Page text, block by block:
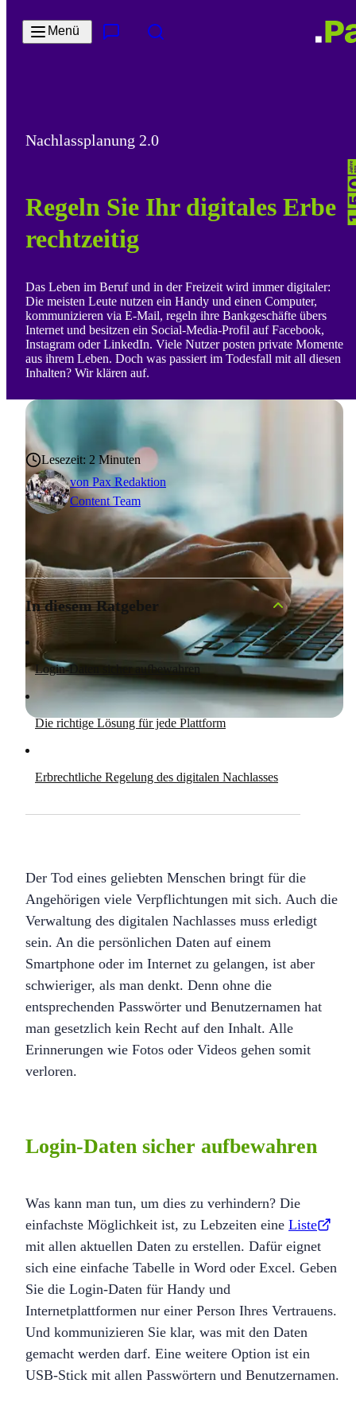
Menü
Nachlassplanung 2.0
Regeln Sie Ihr digitales Erbe
rechtzeitig
Das Leben im Beruf und in der Freizeit wird immer digitaler:
Die meisten Leute nutzen ein Handy und einen Computer,
kommunizieren via E-Mail, regeln ihre Bankgeschäfte übers
Internet und besitzen ein Social-Media-Profil auf Facebook,
Instagram oder LinkedIn. Viele Nutzer posten private Momente
aus ihrem Leben. Doch was passiert im Todesfall mit all diesen
Inhalten? Wir klären auf.
vonPax Redaktion
Content Team
Lesezeit: 2 Minuten
Der Tod eines geliebten Menschen bringt für die
Angehörigen viele Verpflichtungen mit sich. Auch die
Verwaltung des digitalen Nachlasses muss erledigt
sein. An die persönlichen Daten auf einem
Smartphone oder im Internet zu gelangen, ist aber
schwieriger, als man denkt. Denn ohne die
entsprechenden Passwörter und Benutzernamen hat
man gesetzlich kein Recht auf den Inhalt. Alle
Erinnerungen wie Fotos oder Videos gehen somit
verloren.
Login-Daten sicher aufbewahren
Was kann man tun, um dies zu verhindern? Die
einfachste Möglichkeit ist, zu Lebzeiten eine Liste
mit allen aktuellen Daten zu erstellen. Dafür eignet
sich eine einfache Tabelle in Word oder Excel. Geben
Sie die Login-Daten für Handy und
Internetplattformen nur einer Person Ihres Vertrauens.
Und kommunizieren Sie klar, was mit den Daten
gemacht werden darf. Eine weitere Option ist ein
USB-Stick mit allen Passwörtern und Benutzernamen.
In diesem Ratgeber
Login-Daten sicher aufbewahren
Die richtige Lösung für jede Plattform
Erbrechtliche Regelung des digitalen Nachlasses